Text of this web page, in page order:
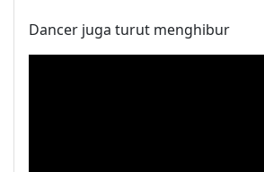
Dancer juga turut menghibur